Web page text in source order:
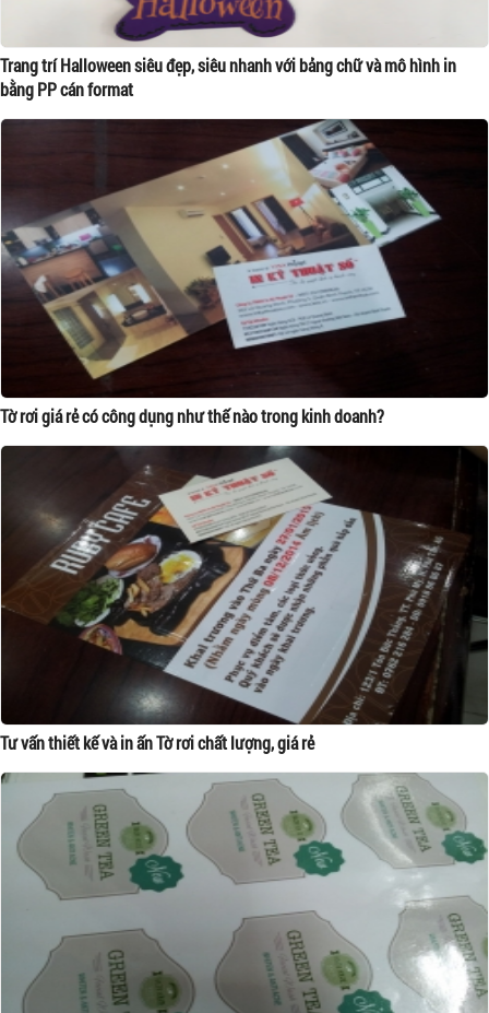
Trang trí Halloween siêu đẹp, siêu nhanh với bảng chữ và mô hình in
bằng PP cán format
Tờ rơi giá rẻ có công dụng như thế nào trong kinh doanh?
Tư vấn thiết kế và in ấn Tờ rơi chất lượng, giá rẻ